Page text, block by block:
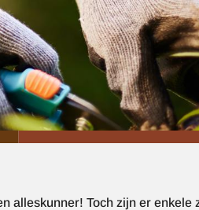
alleskunner! Toch zijn er enkele